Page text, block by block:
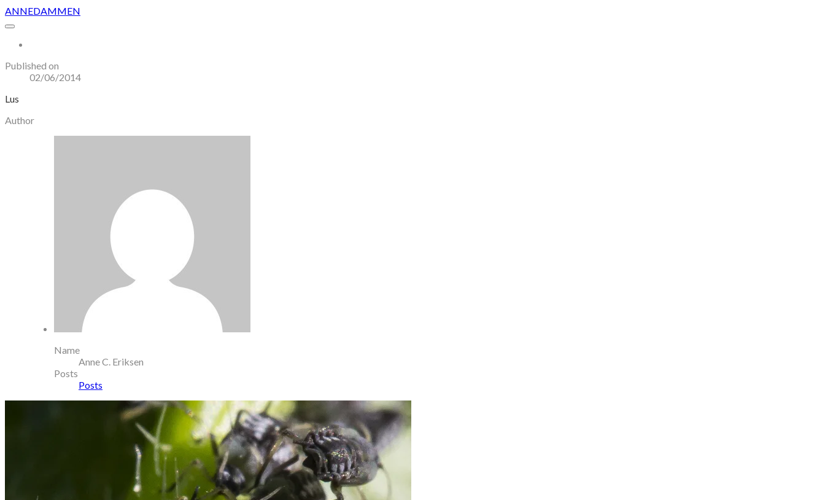
ANNEDAMMEN
Published on
02/06/2014
Lus
Author
Name
Anne C. Eriksen
Posts
Posts